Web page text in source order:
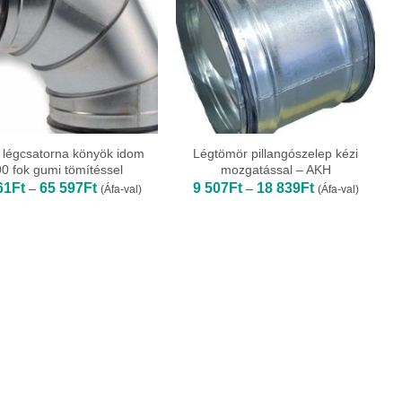
légcsatorna könyök idom
fok gumi tömítéssel
Ft – 65 597FtÁrtartomány:
2
(Áfa-val)
Légtömör pillangószelep kézi
mozgatással – AKH
9 507Ft – 18 839FtÁrtartomány:
9
(Áfa-val)